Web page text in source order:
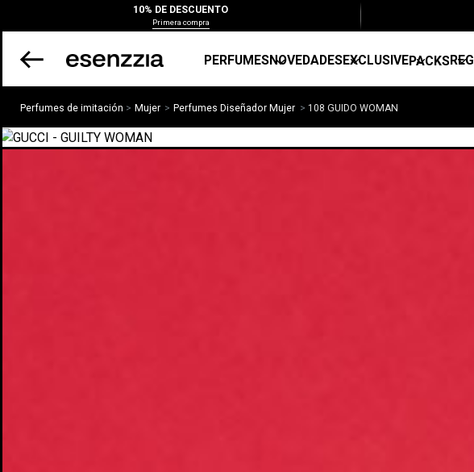
10% DE DESCUENTO
Primera compra
PERFUMESNOVEDADESEXCLUSIVEPACKS
Perfumes de imitación Mujer Perfumes Diseñador Mujer 108 GUIDO WOMAN